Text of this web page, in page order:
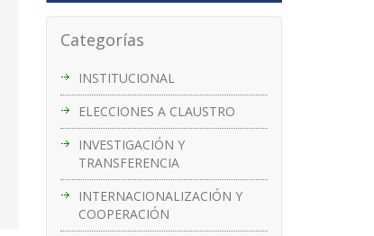
Categorías
INSTITUCIONAL
ELECCIONES A CLAUSTRO
INVESTIGACIÓN Y
TRANSFERENCIA
INTERNACIONALIZACIÓN Y
COOPERACIÓN